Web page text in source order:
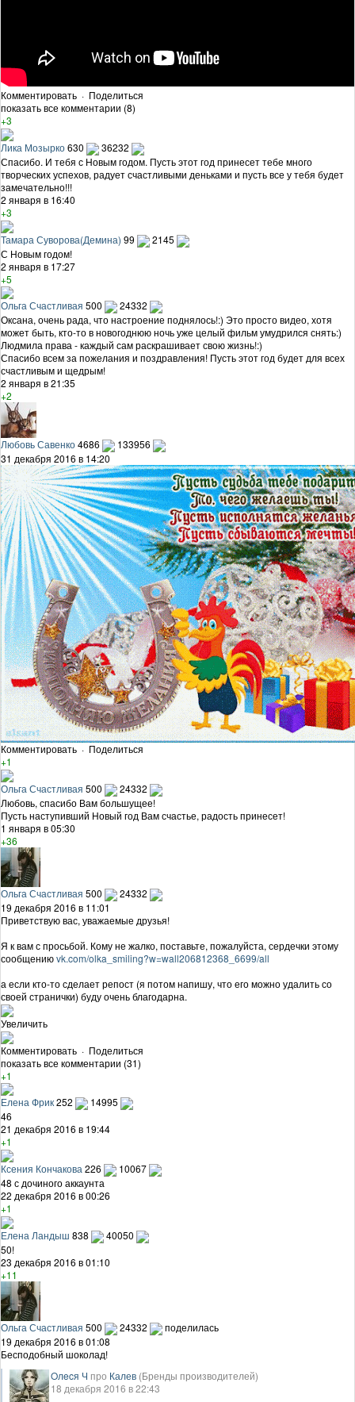
Комментировать · Поделиться
показать все комментарии (8)
+3
Лика Мозырко630
36232
Спасибо. И тебя с Новым годом. Пусть этот год принесет тебе много
творческих успехов, радует счастливыми деньками и пусть все у тебя будет
замечательно!!!
2 января в 16:40
+3
Тамара Суворова(Демина) 99
2145
С Новым годом!
2 января в 17:27
+5
Ольга Счастливая 500
24332
Оксана, очень рада, что настроение поднялось!:) Это просто видео, хотя
может быть, кто-то в новогоднюю ночь уже целый фильм умудрился снять:)
Людмила права - каждый сам раскрашивает свою жизнь!:)
Спасибо всем за пожелания и поздравления! Пусть этот год будет для всех
счастливым и щедрым!
2 января в 21:35
+2
Любовь Савенко4686
133956
31 декабря 2016 в 14:20
Комментировать · Поделиться
+1
Ольга Счастливая 500
24332
Любовь, спасибо Вам большущее!
Пусть наступивший Новый год Вам счастье, радость принесет!
1 января в 05:30
+36
Ольга Счастливая 500
24332
19 декабря 2016 в 11:01
Приветствую вас, уважаемые друзья!
Я к вам с просьбой. Кому не жалко, поставьте, пожалуйста, сердечки этому
сообщениюvk.com/olka_smiling?w=wall206812368_6699/all
а если кто-то сделает репост (я потом напишу, что его можно удалить со
своей странички) буду очень благодарна.
Увеличить
Комментировать · Поделиться
показать все комментарии (31)
+1
Елена Фрик252
14995
46
21 декабря 2016 в 19:44
+1
Ксения Кончакова 226
10067
48 с дочиного аккаунта
22 декабря 2016 в 00:26
+1
Елена Ландыш 838
40050
50!
23 декабря 2016 в 01:10
+11
Ольга Счастливая 500 24332
поделилась
19 декабря 2016 в 01:08
Бесподобный шоколад!
Oлecя Ч про Калев (Бренды производителей)
18 декабря 2016 в 22:43